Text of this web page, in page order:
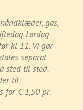
gas,
Lørdag
kl 11. Vi gør
separat
sted til sted.
til
for € 1,50 pr.